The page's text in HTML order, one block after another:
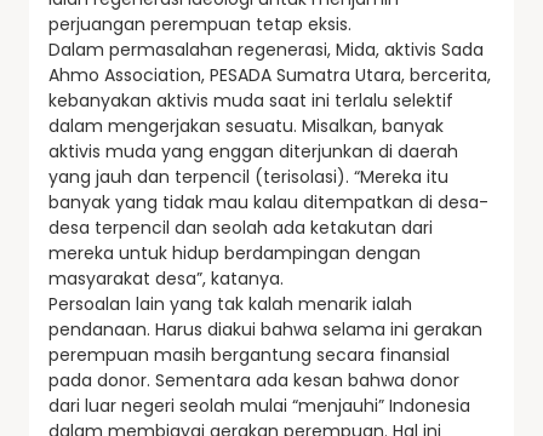
perjuangan perempuan tetap eksis.
Dalam permasalahan regenerasi, Mida, aktivis Sada
Ahmo Association, PESADA Sumatra Utara, bercerita,
kebanyakan aktivis muda saat ini terlalu selektif
dalam mengerjakan sesuatu. Misalkan, banyak
aktivis muda yang enggan diterjunkan di daerah
yang jauh dan terpencil (terisolasi). “Mereka itu
banyak yang tidak mau kalau ditempatkan di desa-
desa terpencil dan seolah ada ketakutan dari
mereka untuk hidup berdampingan dengan
masyarakat desa”, katanya.
Persoalan lain yang tak kalah menarik ialah
pendanaan. Harus diakui bahwa selama ini gerakan
perempuan masih bergantung secara finansial
pada donor. Sementara ada kesan bahwa donor
dari luar negeri seolah mulai “menjauhi” Indonesia
dalam membiayai gerakan perempuan. Hal ini